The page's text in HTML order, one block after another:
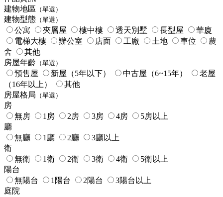
建物地區 （單選）
建物型態 （單選）
公寓 夾層屋 樓中樓 透天別墅 長型屋
華廈
電梯大樓
辦公室 店面 工廠 土地 車位
農
舍
其他
房屋年齡 （單選）
預售屋 新屋（5年以下） 中古屋（6~15年）
老屋
（16年以上）
其他
房屋格局 （單選）
房
無房
1房 2房 3房 4房
5房以上
廳
無廳
1廳 2廳
3廳以上
衛
無衛
1衛 2衛 3衛 4衛
5衛以上
陽台
無陽台
1陽台 2陽台
3陽台以上
庭院